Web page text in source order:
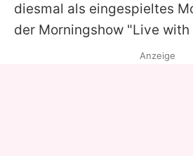
diesmal als eingespieltes
der Morningshow "Live with
Anzeige